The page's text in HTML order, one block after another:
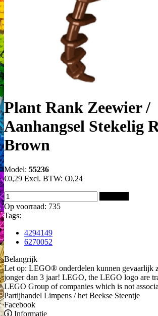
Plant Rank Zeewier /
Aanhangsel Stekelig
Brown
Model: 55236
€0,29 Excl. BTW: €0,24
Op voorraad: 735
Tags:
4294149
6270052
Belangrijk
Let op: LEGO® onderdelen kunnen gevaarlijk
jonger dan 3 jaar! LEGO, the LEGO logo are
LEGO Group of companies which is not
Partijhandel Limpens / het Beekse Steentje
Facebook
Informatie